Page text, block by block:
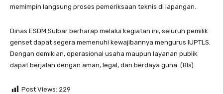
memimpin langsung proses pemeriksaan teknis di lapangan.
Dinas ESDM Sulbar berharap melalui kegiatan ini, seluruh pemilik
genset dapat segera memenuhi kewajibannya mengurus IUPTLS.
Dengan demikian, operasional usaha maupun layanan publik
dapat berjalan dengan aman, legal, dan berdaya guna. (Rls)
Post Views: 229